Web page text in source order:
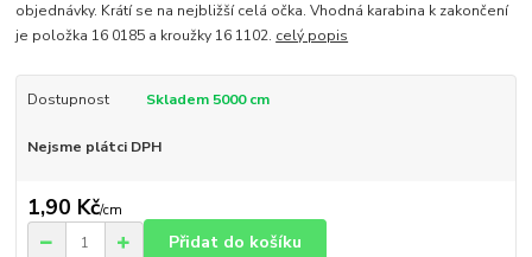
objednávky. Krátí se na nejbližší celá očka. Vhodná karabina k zakončení
je položka 16 0185 a kroužky 16 1102. celý popis
Dostupnost Skladem 5000 cm
Nejsme plátci DPH
1,90 Kč/cm
Přidat do košíku